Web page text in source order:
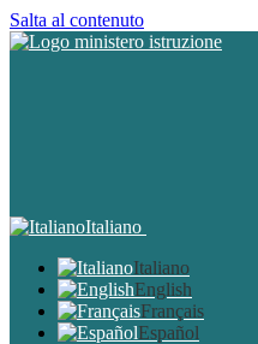
Salta al contenuto
Italiano
Italiano
English
Français
Español